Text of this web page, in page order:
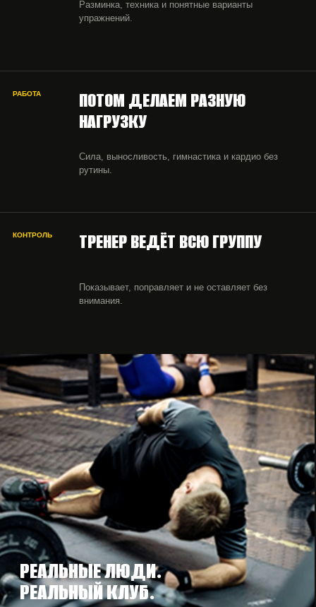
Разминка, техника и понятные варианты
упражнений.
РАБОТА
ПОТОМ ДЕЛАЕМ РАЗНУЮ
НАГРУЗКУ
Сила, выносливость, гимнастика и кардио без
рутины.
КОНТРОЛЬ ТРЕНЕР ВЕДЁТ ВСЮ ГРУППУ
Показывает, поправляет и не оставляет без
внимания.
РЕАЛЬНЫЕ ЛЮДИ.
РЕАЛЬНЫЙ КЛУБ.